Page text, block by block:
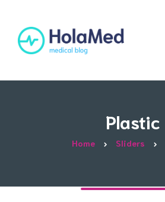
Plastic
Home Sliders